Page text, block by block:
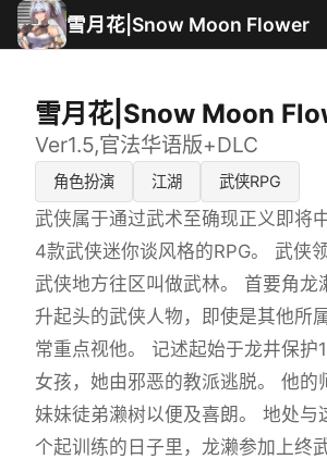
雪月花|Snow Moon Flower
雪月花|Snow Moon
Ver1.5,官法华语版+DLC
角色扮演 江湖 武侠RPG
武侠属于通过武术至确现正义即将
4款武侠迷你谈风格的RPG。 武侠
武侠地方往区叫做武林。 首要角龙
升起头的武侠人物，即使是其他所
常重点视他。 记述起始于龙井保护
女孩，她由邪恶的教派逃脱。 他的
妹妹徒弟濑树以便及喜朗。 地处与
个起训练的日子里，龙濑参加上终